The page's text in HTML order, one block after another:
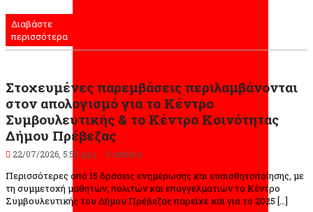
Διαβάστε
περισσότερα
Στοχευμένες παρεμβάσεις περιλαμβάνονται
στον απολογισμό για το Κέντρο
Συμβουλευτικής & το Κέντρο Κοινότητας
Δήμου Πρέβεζας
22/07/2026, 5:55 μμ | 0 σχόλια
Περισσότερες από 15 δράσεις ενημέρωσης και ευαισθητοποίησης, με
τη συμμετοχή μαθητών, πολιτών και επαγγελματιών το Κέντρο
Συμβουλευτικής του Δήμου Πρέβεζας παρείχε και για το 2025 […]